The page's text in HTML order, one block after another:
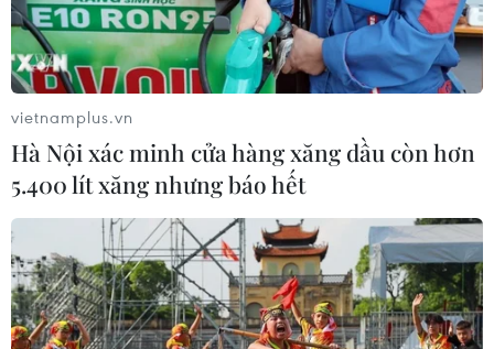
vietnamplus.vn
Hà Nội xác minh cửa hàng xăng dầu còn hơn
5.400 lít xăng nhưng báo hết